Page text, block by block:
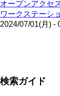
オープンアクセ
ワークステーシ
2024/07/01(月) -
送
検索ガイド